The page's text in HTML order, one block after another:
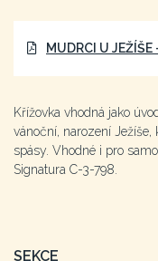
MUDRCI U JEŽÍŠE
Křížovka vhodná jako
vánoční, narození
spásy. Vhodné i pro
Signatura C-3-798.
SEKCE